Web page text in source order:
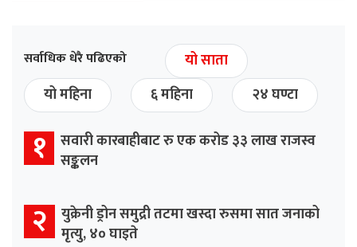
सर्वाधिक धेरै पढिएको
यो साता
यो महिना
६ महिना २४ घण्टा
१ सवारी कारबाहीबाट रु एक करोड ३३ लाख राजस्व
सङ्कलन
२ युक्रेनी ड्रोन समुद्री तटमा खस्दा रुसमा सात जनाको
मृत्यु, ४० घाइते